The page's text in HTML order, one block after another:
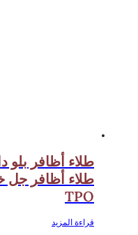
طلاء أظافر بلو
TPO
قراءة المزيد